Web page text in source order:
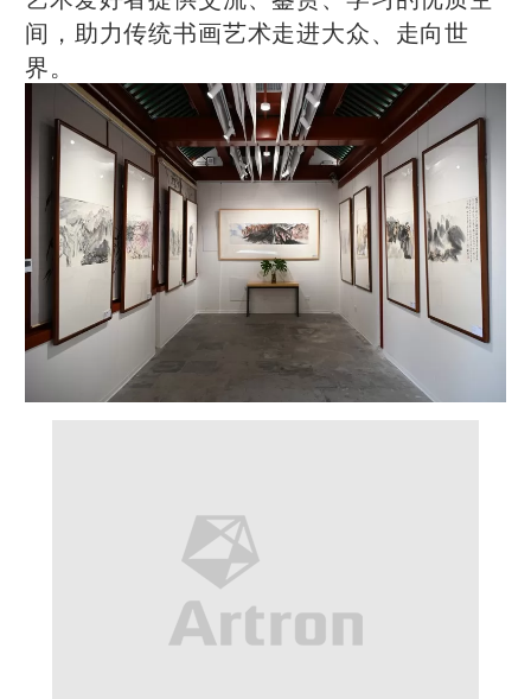
间，助力传统书画艺术走进大众、走向世
界。